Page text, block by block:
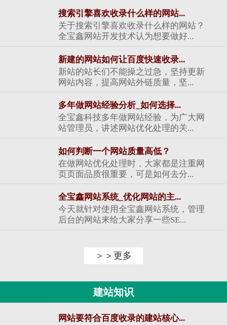
搜索引擎喜欢收录什么样的网站...
关于搜索引擎喜欢收录什么样的网站？
全宝鑫网站开发技术认为想要做好...
新建的网站如何让百度快速收录...
新站的站长们不能操之过急，坚持更新
网站内容，提高网站外链质量，坚...
多年做网站经验分析_如何选择...
全宝鑫科技多年做网站经验，为广大网
站管理员，讲述网站优化处理的关...
如何判断一个网站质量高低？
在做网站优化处理时，大家都是注重网
页页面品质很重要，可是如何去分...
全宝鑫网站系统_优化网站的主...
今天就针对使用全宝鑫网站系统，管理
后台的网站来给大家分享一些SE...
＞＞更多
建站知识
网站要符合百度收录的建站核心...